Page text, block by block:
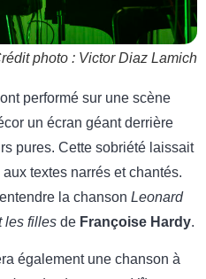
photo : Victor Diaz Lamich
performé sur une scène
un écran géant derrière
pures. Cette sobriété laissait
textes narrés et chantés.
la chanson Leonard
les filles de Françoise Hardy.
également une chanson à